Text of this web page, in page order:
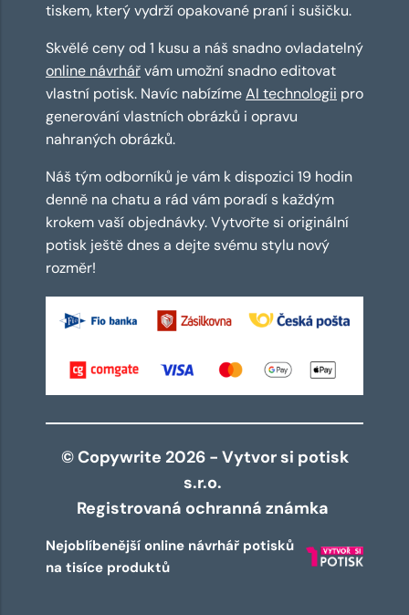
tiskem, který vydrží opakované praní i sušičku.
Skvělé ceny od 1 kusu a náš snadno ovladatelný
online návrhářvám umožní snadno editovat
vlastní potisk. Navíc nabízímeAI technologii pro
generování vlastních obrázků i opravu
nahraných obrázků.
Náš tým odborníků je vám k dispozici 19 hodin
denně na chatu a rád vám poradí s každým
krokem vaší objednávky. Vytvořte si originální
potisk ještě dnes a dejte svému stylu nový
rozměr!
© Copywrite 2026 - Vytvor si potisk
s.r.o.
Registrovaná ochranná známka
Nejoblíbenější online návrhář potisků
na tisíce produktů